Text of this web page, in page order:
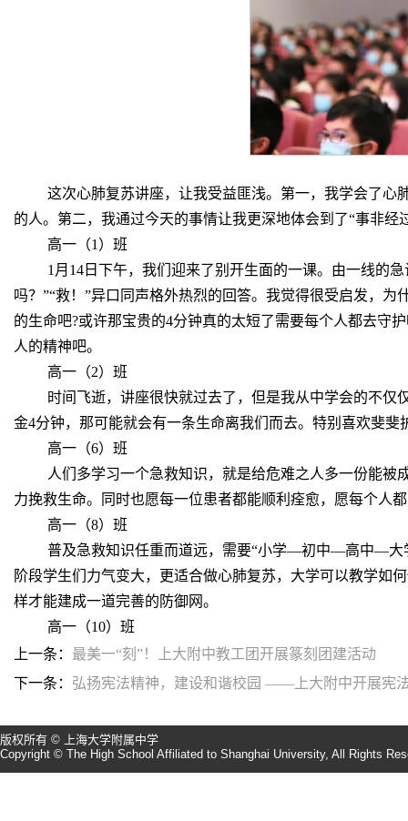
这次心肺复苏讲座，让我受益匪浅。第一，我学会了
的人。第二，我通过今天的事情让我更深地体会到了“事非
高一（1）班
1月14日下午，我们迎来了别开生面的一课。由一线的
吗？”“救！”异口同声格外热烈的回答。我觉得很受启发，
的生命吧?或许那宝贵的4分钟真的太短了需要每个人都去守
人的精神吧。
高一（2）班
时间飞逝，讲座很快就过去了，但是我从中学会的不
金4分钟，那可能就会有一条生命离我们而去。特别喜欢斐
高一（6）班
人们多学习一个急救知识，就是给危难之人多一份能
力挽救生命。同时也愿每一位患者都能顺利痊愈，愿每个人
高一（8）班
普及急救知识任重而道远，需要“小学—初中—高中—大
阶段学生们力气变大，更适合做心肺复苏，大学可以教学如
样才能建成一道完善的防御网。
高一（10）班
上一条： 最美一“刻”！上大附中教工团开展篆刻团建活动
下一条： 弘扬宪法精神，建设和谐校园 ——上大附中开展宪
版权所有 © 上海大学附属中学
Copyright © The High School Affiliated to Shanghai University, All Rights